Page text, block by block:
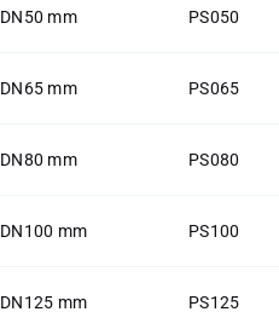
DN50 mm PS050
DN65 mm PS065
DN80 mm PS080
DN100 mm PS100
DN125 mm PS125